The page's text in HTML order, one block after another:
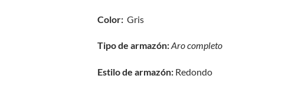
Color: Gris
Tipo de armazón:Aro completo
Estilo de armazón: Redondo